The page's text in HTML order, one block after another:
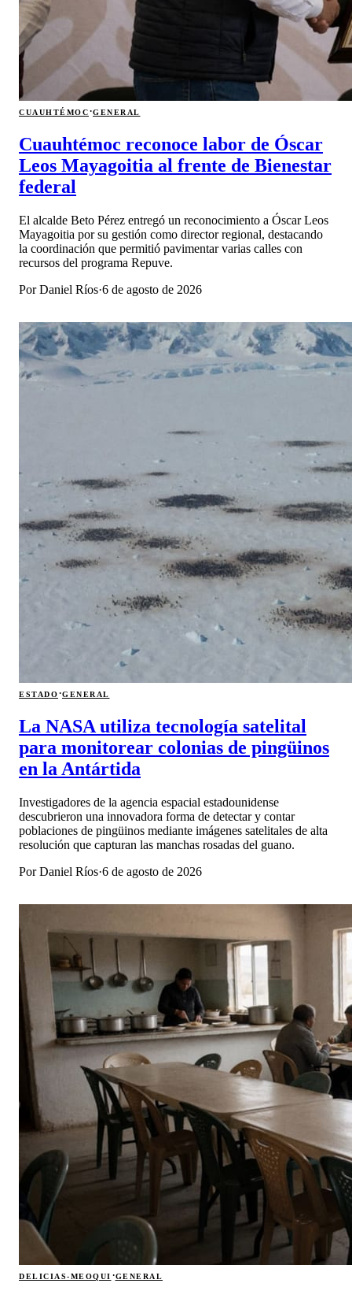
CUAUHTÉMOC·GENERAL
Cuauhtémoc reconoce labor de Óscar
Leos Mayagoitia al frente de Bienestar
federal
El alcalde Beto Pérez entregó un reconocimiento a Óscar Leos
Mayagoitia por su gestión como director regional, destacando
la coordinación que permitió pavimentar varias calles con
recursos del programa Repuve.
PorDaniel Ríos·6 de agosto de 2026
ESTADO·GENERAL
La NASA utiliza tecnología satelital
para monitorear colonias de pingüinos
en la Antártida
Investigadores de la agencia espacial estadounidense
descubrieron una innovadora forma de detectar y contar
poblaciones de pingüinos mediante imágenes satelitales de alta
resolución que capturan las manchas rosadas del guano.
PorDaniel Ríos·6 de agosto de 2026
DELICIAS-MEOQUI ·GENERAL